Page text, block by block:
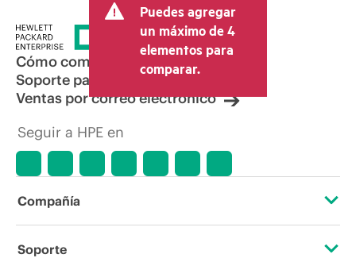
otros conceptos, como los impuestos a
la venta, el IVA y el envío. El precio de la
transacción que establece el distribuidor
puede variar con respecto a otros
distribuidores y al precio indicativo
mostrado. El precio indicativo puede
incluir ofertas promocionales por tiempo
hacer ajustes de precios en cualquier
condiciones del mercado,
promociones de fin de la vida útil y
Puedes agregar
un máximo de 4
elementos para
comparar.
Cómo comprar
Soporte para productos
Ventas por correo electrónico
Seguir a HPE en
Compañía
Acerca de HPE
Soporte